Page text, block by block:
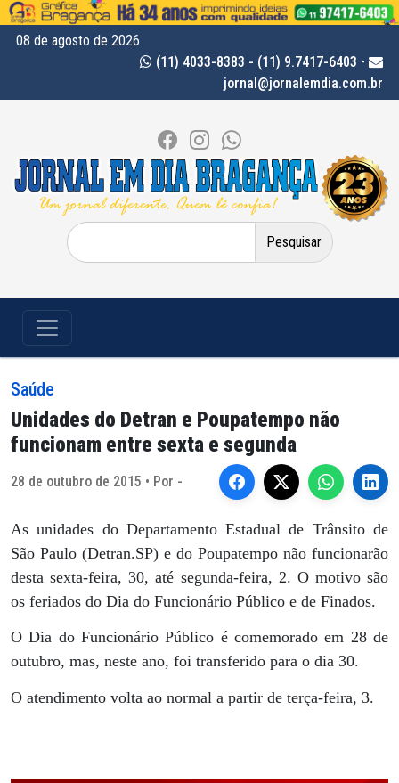
08 de agosto de 2026
(11) 4033-8383 - (11) 9.7417-6403 -
jornal@jornalemdia.com.br
Pesquisar
por:
Saúde
Unidades do Detran e Poupatempo não
funcionam entre sexta e segunda
28 de outubro de 2015 • Por -
As unidades do Departamento Estadual de Trânsito de
São Paulo (Detran.SP) e do Poupatempo não funcionarão
desta sexta-feira, 30, até segunda-feira, 2. O motivo são
os feriados do Dia do Funcionário Público e de Finados.
O Dia do Funcionário Público é comemorado em 28 de
outubro, mas, neste ano, foi transferido para o dia 30.
O atendimento volta ao normal a partir de terça-feira, 3.